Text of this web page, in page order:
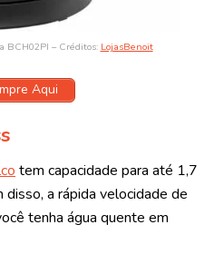
– Créditos: LojasBenoit
Aqui
tem capacidade para até 1,7
a rápida velocidade de
tenha água quente em